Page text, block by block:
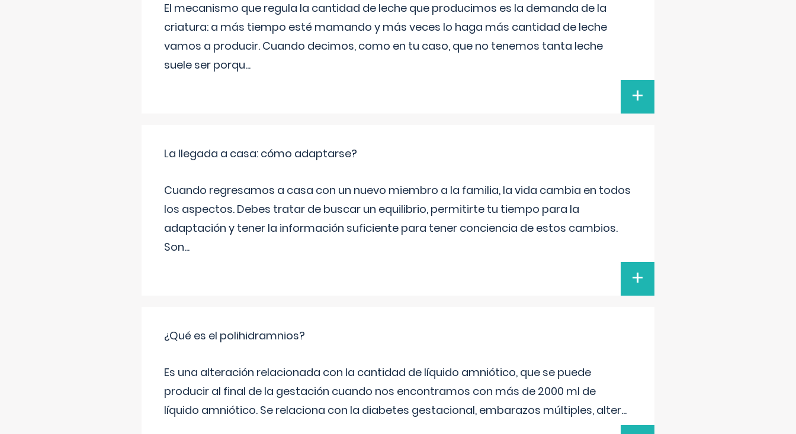
El mecanismo que regula la cantidad de leche que producimos es la demanda de la
criatura: a más tiempo esté mamando y más veces lo haga más cantidad de leche
vamos a producir. Cuando decimos, como en tu caso, que no tenemos tanta leche
suele ser porqu...
+
La llegada a casa: cómo adaptarse?
Cuando regresamos a casa con un nuevo miembro a la familia, la vida cambia en todos
los aspectos. Debes tratar de buscar un equilibrio, permitirte tu tiempo para la
adaptación y tener la información suficiente para tener conciencia de estos cambios.
Son...
+
¿Qué es el polihidramnios?
Es una alteración relacionada con la cantidad de líquido amniótico, que se puede
producir al final de la gestación cuando nos encontramos con más de 2000 ml de
líquido amniótico. Se relaciona con la diabetes gestacional, embarazos múltiples, alter...